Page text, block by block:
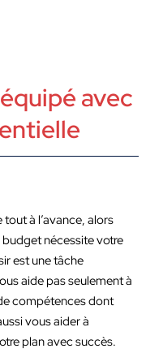
avec
à l’avance, alors
nécessite votre
est une tâche
aide pas seulement à
compétences dont
vous aider à
plan avec succès.